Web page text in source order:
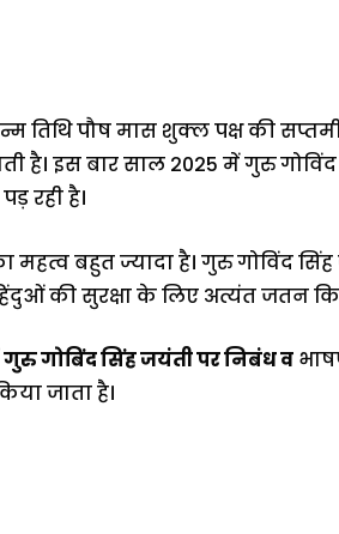
तिथि पौष मास शुक्ल पक्ष की
है। इस बार साल 2025 में गुरु
रही है।
महत्व बहुत ज्यादा है। गुरु गोविंद
की सुरक्षा के लिए अत्यंत जतन
गुरु गोबिंद सिंह जयंती पर निबंध व
जाता है।